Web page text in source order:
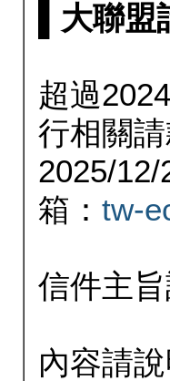
▌大聯
超過
行相關
2025/
箱： tw-
信件主
內容請說